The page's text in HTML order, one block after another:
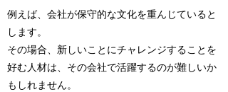
例えば、会社が保守的な文化を重んじていると
します。
その場合、新しいことにチャレンジすることを
好む人材は、その会社で活躍するのが難しいか
もしれません。